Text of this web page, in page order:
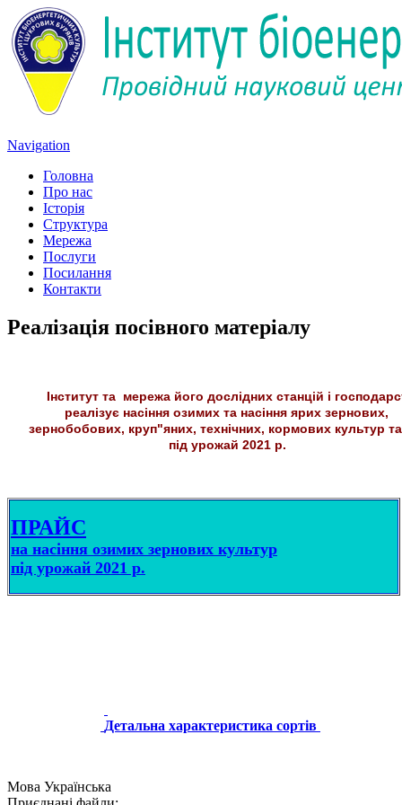
Navigation
Головна
Про нас
Історія
Структура
Мережа
Послуги
Посилання
Контакти
Реалізація посівного матеріалу
Інститут та мережа його дослідних станцій і
реалізує насіння озимих та насіння ярих зернових,
зернобобових, круп"яних, технічних, кормових культур
під урожай 2021 р.
ПРАЙС
на насіння озимих зернових культур
під урожай 2021 р.
Детальна характеристика сортів
Мова Українська